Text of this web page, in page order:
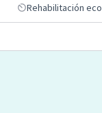
Rehabilitación